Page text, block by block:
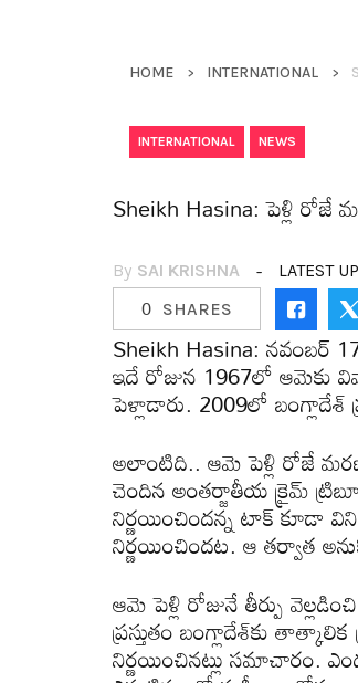
HOME INTERNATIONAL
INTERNATIONAL NEWS
Sheikh Hasina: పెళ్లి రోజే
By SAI KRISHNA LATEST
0 SHARES
Sheikh Hasina: న‌వంబ‌ర్
ఇదే రోజున 1967లో
పెళ్లాడారు. 2009లో
అలాంటిది.. ఆమె పెళ్లి రోజే
చెందిన అంత‌ర్జాతీయ క్రైమ్
నిర్ణ‌యించింద‌న్న టాక్ కూడా
నిర్ణ‌యించింద‌ట‌. ఆ త‌ర్వాత
ఆమె పెళ్లి రోజునే తీర్పు
ప్ర‌స్తుతం బంగ్లాదేశ్‌కు
నిర్ణ‌యించిన‌ట్లు స‌మాచారం.